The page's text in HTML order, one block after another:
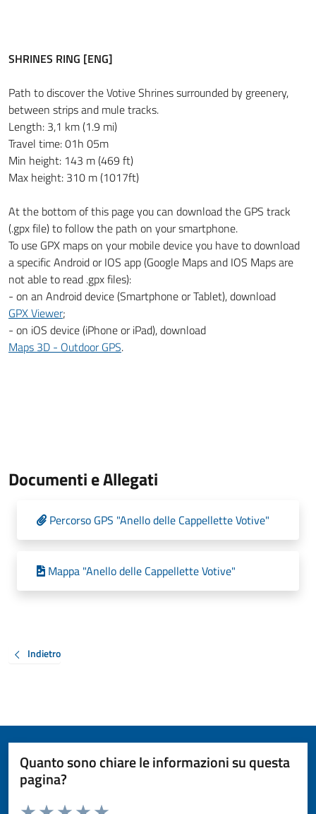
SHRINES RING [ENG]
Path to discover the Votive Shrines surrounded by greenery,
between strips and mule tracks.
Length: 3,1 km (1.9 mi)
Travel time: 01h 05m
Min height: 143 m (469 ft)
Max height: 310 m (1017ft)
At the bottom of this page you can download the GPS track
(.gpx file) to follow the path on your smartphone.
To use GPX maps on your mobile device you have to download
a specific Android or IOS app (Google Maps and IOS Maps are
not able to read .gpx files):
- on an Android device (Smartphone or Tablet), download
GPX Viewer;
- on iOS device (iPhone or iPad), download
Maps 3D - Outdoor GPS.
Documenti e Allegati
Percorso GPS "Anello delle Cappellette Votive"
Mappa "Anello delle Cappellette Votive"
Indietro
Quanto sono chiare le informazioni su questa
pagina?
Valuta da 1 a 5 stelle la pagina